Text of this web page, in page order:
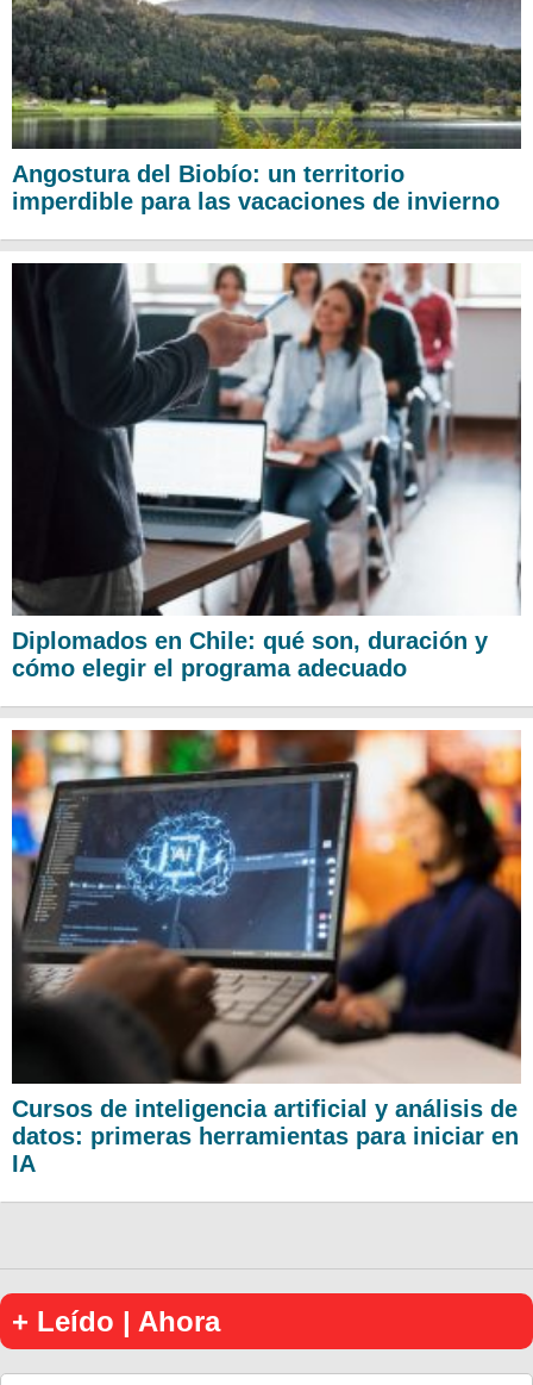
Angostura del Biobío: un territorio
imperdible para las vacaciones de invierno
Diplomados en Chile: qué son, duración y
cómo elegir el programa adecuado
Cursos de inteligencia artificial y análisis de
datos: primeras herramientas para iniciar en
IA
+ Leído | Ahora